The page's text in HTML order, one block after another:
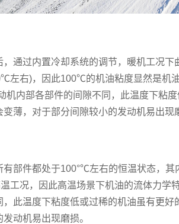
过内置冷却系统的调节，暖机工况下
左右)，因此100℃的机油粘度显然是机
机内部各部件的间隙不同，此温度下粘
薄，对于部分间隙较小的发动机易出现
件都处于100°℃左右的恒温状态，其
工况，因此高温场景下机油的流体力学
此温度下粘度低或过稀的机油虽有更
动机易出现磨损。